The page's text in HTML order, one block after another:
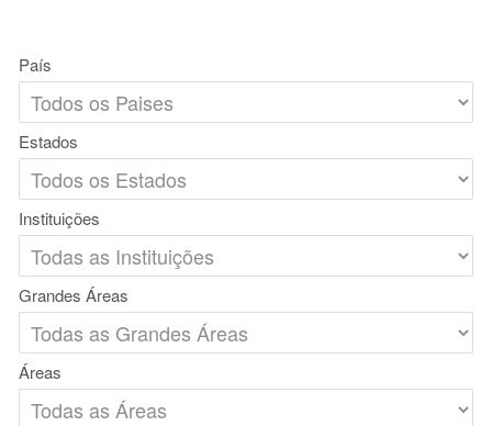
País
Estados
Instituições
Grandes Áreas
Áreas